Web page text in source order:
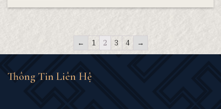
← 1 2 3 4 →
Thông Tin Liên Hệ